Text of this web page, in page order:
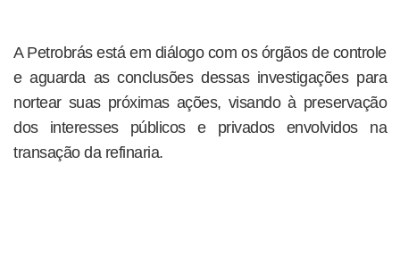
A Petrobrás está em diálogo com os órgãos de controle
e aguarda as conclusões dessas investigações para
nortear suas próximas ações, visando à preservação
dos interesses públicos e privados envolvidos na
transação da refinaria.